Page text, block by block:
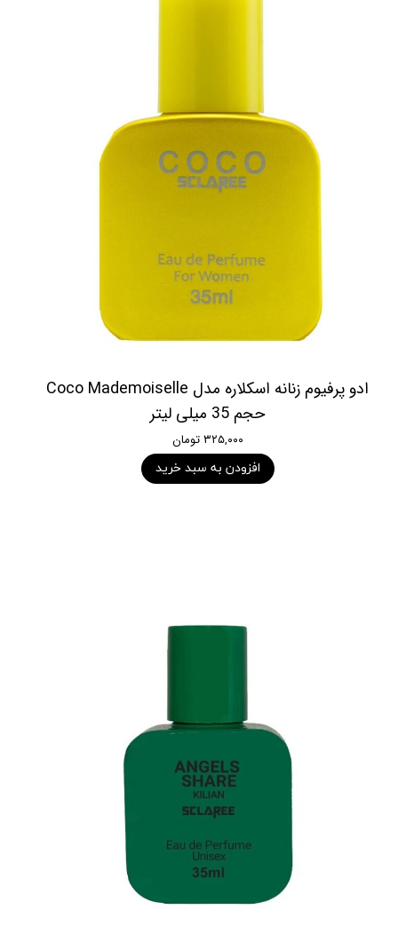
ادو پرفیوم زنانه اسکلاره مدل Coco Mademoiselle
حجم 35 میلی لیتر
۳۲۵,۰۰۰ تومان
افزودن به سبد خرید